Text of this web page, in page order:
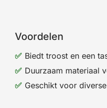
Voordelen
Biedt troost en een
Duurzaam materiaal
Geschikt voor